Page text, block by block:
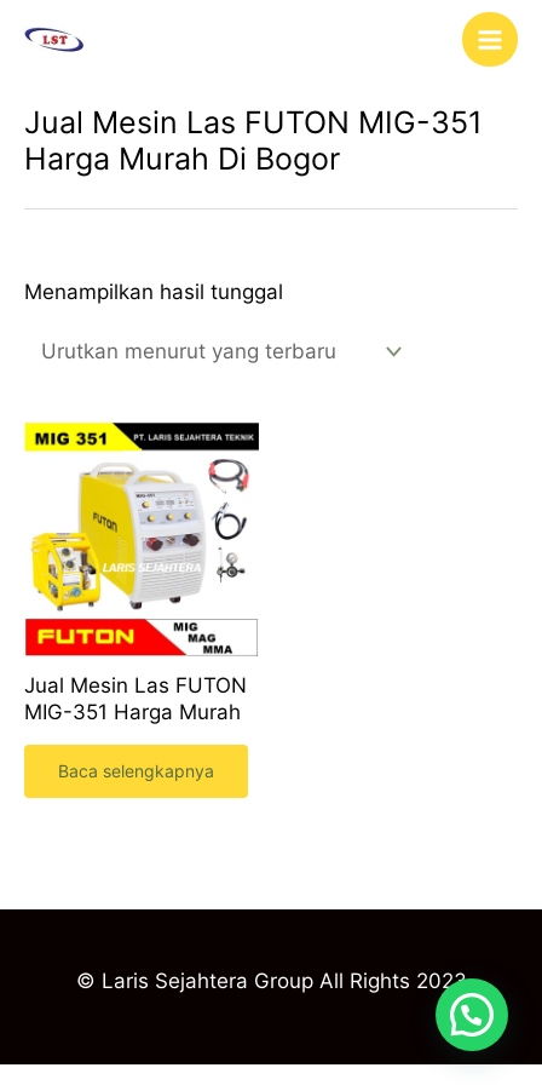
Main
Jual Mesin Las FUTON MIG-351
Harga Murah Di Bogor
Menampilkan hasil tunggal
Jual Mesin Las FUTON
MIG-351 Harga Murah
Baca selengkapnya
© Laris Sejahtera Group All Rights 2023